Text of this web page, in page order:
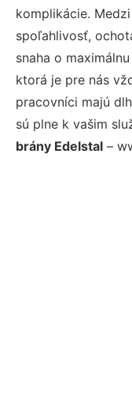
komplikácie.
spoľahlivosť,
snaha o
ktorá je pre nás
pracovníci majú
sú plne k vašim
brány Edelstal –